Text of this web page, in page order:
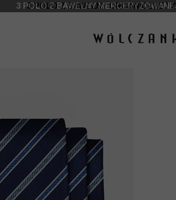
3 POLO Z BAWEŁNY ORGANICZNEJ
DO -50% | DODATKOWE -30% NA